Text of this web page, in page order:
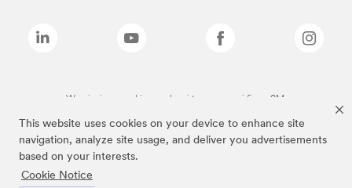
This website uses cookies on your device to enhance site
navigation, analyze site usage, and deliver you advertisements
based on your interests.
Cookie Notice
Wymienione marki są znakami towarowymi firmy 3M.